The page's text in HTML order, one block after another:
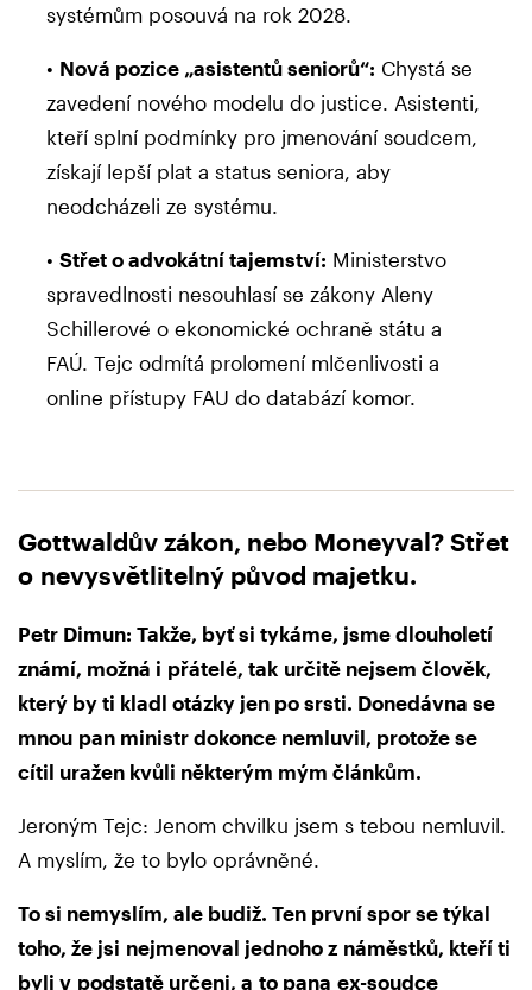
systémům posouvá na rok 2028.
• Nová pozice „asistentů seniorů“: Chystá se
zavedení nového modelu do justice. Asistenti,
kteří splní podmínky pro jmenování soudcem,
získají lepší plat a status seniora, aby
neodcházeli ze systému.
• Střet o advokátní tajemství: Ministerstvo
spravedlnosti nesouhlasí se zákony Aleny
Schillerové o ekonomické ochraně státu a
FAÚ. Tejc odmítá prolomení mlčenlivosti a
online přístupy FAU do databází komor.
Gottwaldův zákon, nebo Moneyval? Střet
o nevysvětlitelný původ majetku.
Petr Dimun: Takže, byť si tykáme, jsme dlouholetí
známí, možná i přátelé, tak určitě nejsem člověk,
který by ti kladl otázky jen po srsti. Donedávna se
mnou pan ministr dokonce nemluvil, protože se
cítil uražen kvůli některým mým článkům.
Jeroným Tejc: Jenom chvilku jsem s tebou nemluvil.
A myslím, že to bylo oprávněné.
To si nemyslím, ale budiž. Ten první spor se týkal
toho, že jsi nejmenoval jednoho z náměstků, kteří ti
byli v podstatě určeni, a to pana ex-soudce